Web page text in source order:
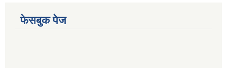
फेसबुक पेज